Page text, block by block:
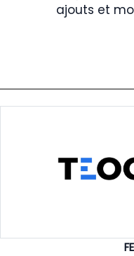
ajouts et